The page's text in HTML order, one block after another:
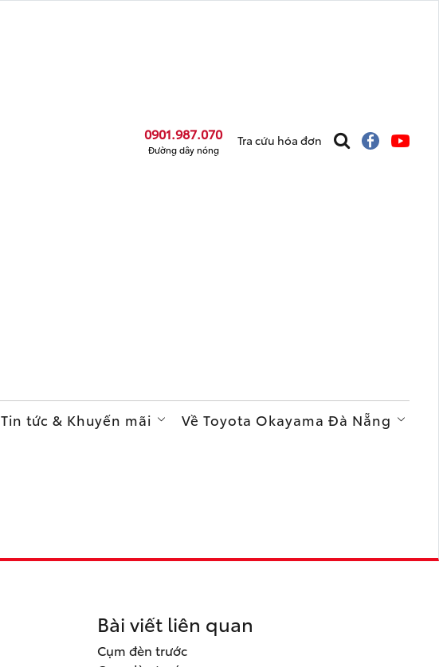
0901.987.070
Đường dây nóng
Tra cứu hóa đơn
Tin tức & Khuyến mãi Về Toyota Okayama Đà Nẵng
Bài viết liên quan
Cụm đèn trước